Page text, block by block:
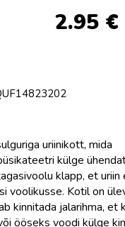
2.95 €
uriinikott, mida
külge
klapp, et uriin
voolikusse. Kotil on
kinnitada jalarihma, et
ööseks voodi külge